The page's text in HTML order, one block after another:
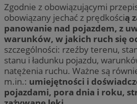
Zgodnie z obowiązującymi
obowiązany jechać z prędkością
panowanie nad pojazdem, z
warunków, w jakich ruch się
szczególności: rzeźby terenu,
stanu i ładunku pojazdu,
natężenia ruchu. Ważne są
m.in.: umiejętności i
pojazdami, pora dnia i roku,